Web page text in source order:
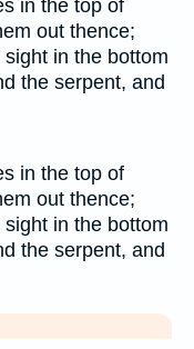
in the top of
out thence;
in the bottom
the serpent, and
in the top of
out thence;
in the bottom
the serpent, and